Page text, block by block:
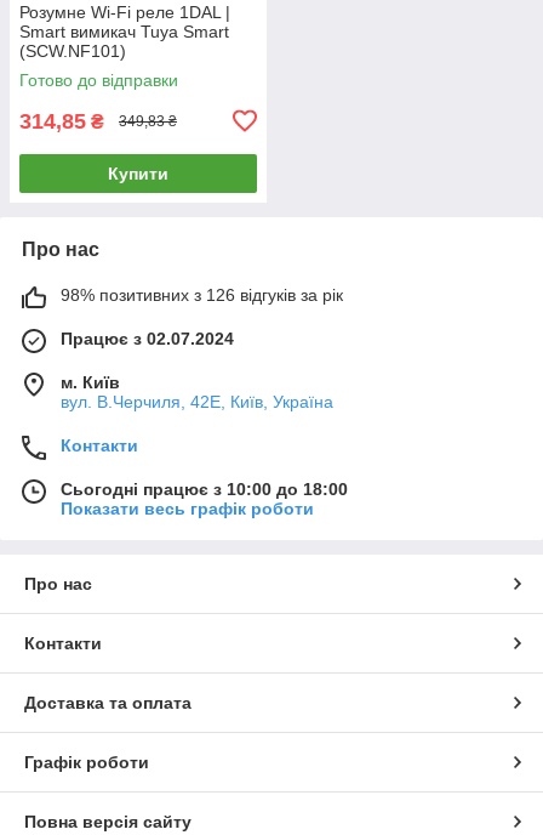
Розумне Wi-Fi реле 1DAL |
Smart вимикач Tuya Smart
(SCW.NF101)
Готово до відправки
314,85 ₴ 349,83 ₴
Купити
Про нас
98% позитивних з 126 відгуків за рік
Працює з 02.07.2024
м. Київ
вул. В.Черчиля, 42Е, Київ, Україна
Контакти
Сьогодні працює з 10:00 до 18:00
Показати весь графік роботи
Про нас
Контакти
Доставка та оплата
Графік роботи
Повна версія сайту